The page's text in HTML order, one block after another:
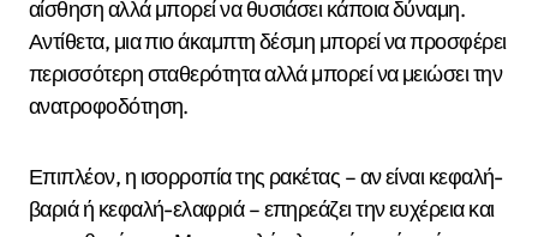
αίσθηση αλλά μπορεί να θυσιάσει κάποια δύναμη.
Αντίθετα, μια πιο άκαμπτη δέσμη μπορεί να προσφέρει
περισσότερη σταθερότητα αλλά μπορεί να μειώσει την
ανατροφοδότηση.
Επιπλέον, η ισορροπία της ρακέτας – αν είναι κεφαλή-
βαριά ή κεφαλή-ελαφριά – επηρεάζει την ευχέρεια και